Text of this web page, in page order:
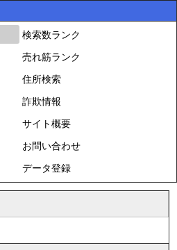
検索数ランク
売れ筋ランク
住所検索
詐欺情報
サイト概要
お問い合わせ
データ登録